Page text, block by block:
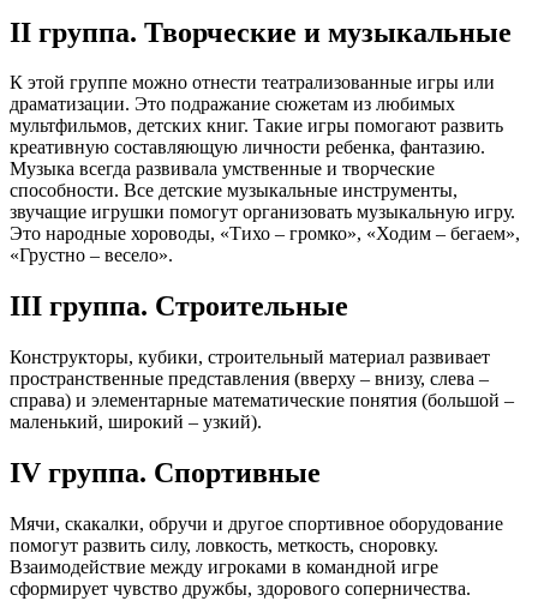
II группа. Творческие и музыкальные
К этой группе можно отнести театрализованные игры или
драматизации. Это подражание сюжетам из любимых
мультфильмов, детских книг. Такие игры помогают развить
креативную составляющую личности ребенка, фантазию.
Музыка всегда развивала умственные и творческие
способности. Все детские музыкальные инструменты,
звучащие игрушки помогут организовать музыкальную игру.
Это народные хороводы, «Тихо – громко», «Ходим – бегаем»,
«Грустно – весело».
III группа. Строительные
Конструкторы, кубики, строительный материал развивает
пространственные представления (вверху – внизу, слева –
справа) и элементарные математические понятия (большой –
маленький, широкий – узкий).
IV группа. Спортивные
Мячи, скакалки, обручи и другое спортивное оборудование
помогут развить силу, ловкость, меткость, сноровку.
Взаимодействие между игроками в командной игре
сформирует чувство дружбы, здорового соперничества.